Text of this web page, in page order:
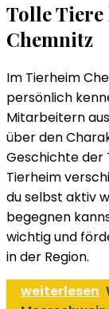
Tolle
Chemnitz
Im Tierheim
persönlich
Mitarbeitern
über den
Geschichte der
Tierheim
du selbst aktiv
begegnen
wichtig und
in der Region.
weiterlesen